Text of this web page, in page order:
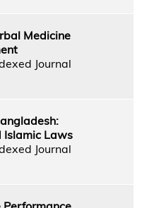
Medicine
Journal
Islamic Laws
Journal